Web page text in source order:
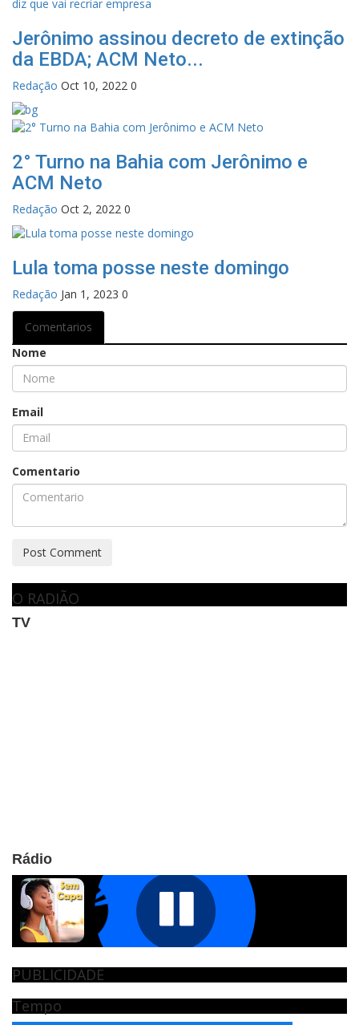
Jerônimo assinou decreto de extinção
da EBDA; ACM Neto...
Redação Oct 10, 2022 0
2° Turno na Bahia com Jerônimo e
ACM Neto
Redação Oct 2, 2022 0
Lula toma posse neste domingo
Redação Jan 1, 2023 0
Comentarios
Nome
Email
Comentario
Post Comment
O RADIÃO
TV
Rádio
PUBLICIDADE
Tempo